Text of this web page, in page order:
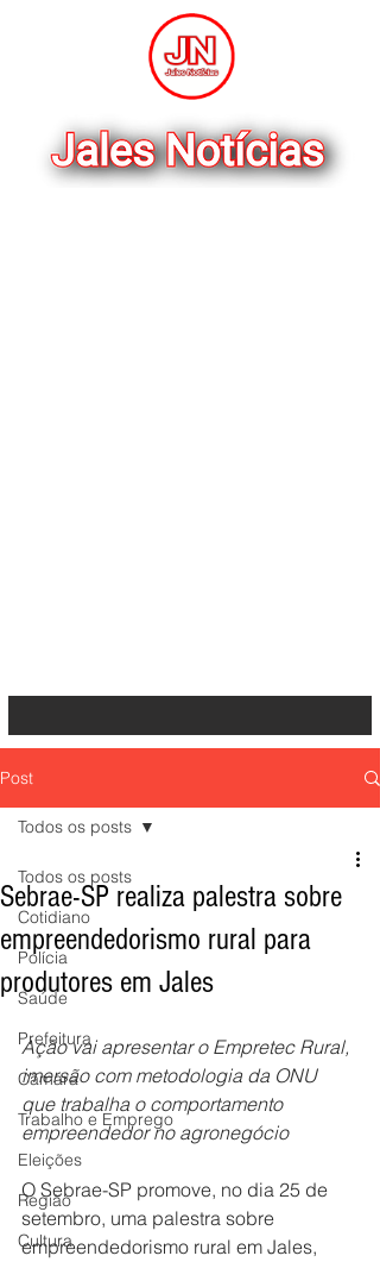
Post
Todos os posts
Cotidiano
Polícia
Saúde
Prefeitura
Câmara
Trabalho e Emprego
Eleições
Região
Cultura
Todos os posts
Sebrae-SP realiza palestra sobre
empreendedorismo rural para
produtores em Jales
Ação vai apresentar o Empretec Rural,
imersão com metodologia da ONU
que trabalha o comportamento
empreendedor no agronegócio
O Sebrae-SP promove, no dia 25 de
setembro, uma palestra sobre
empreendedorismo rural em Jales,